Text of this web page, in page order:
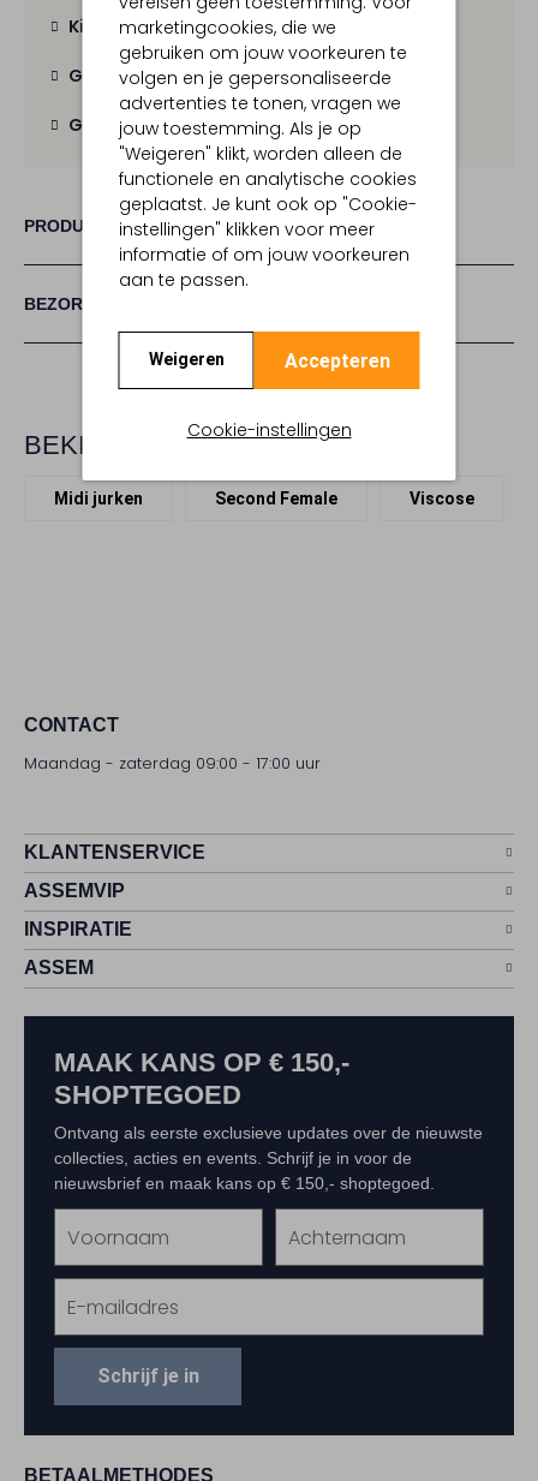
marketingcookies, die we
gebruiken om jouw voorkeuren te
volgen en je gepersonaliseerde
advertenties te tonen, vragen we
jouw toestemming. Als je op
"Weigeren" klikt, worden alleen de
functionele en analytische cookies
geplaatst. Je kunt ook op "Cookie-
instellingen" klikken voor meer
informatie of om jouw voorkeuren
aan te passen.
Weigeren Accepteren
Cookie-instellingen
Kies zelf je bezorgmoment
Gratis verzending vanaf € 100,-
Gratis retourbinnen 30 dagen
PRODUCT INFORMATIE
BEZORGEN & RETOURNEREN
BEKIJK MEER
Midi jurken Second Female Viscose
CONTACT
Maandag - zaterdag 09:00 - 17:00 uur
KLANTENSERVICE
ASSEMVIP
INSPIRATIE
ASSEM
BETAALMETHODES
MAAK KANS OP € 150,-
SHOPTEGOED
Ontvang als eerste exclusieve updates over de nieuwste
collecties, acties en events. Schrijf je in voor de
nieuwsbrief en maak kans op € 150,- shoptegoed.
Schrijf je in